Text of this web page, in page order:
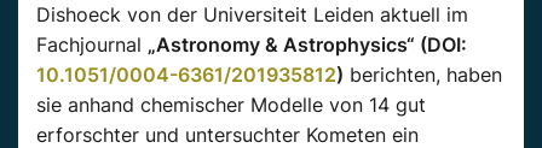
Dishoeck von der Universiteit Leiden aktuell im
Fachjournal „Astronomy & Astrophysics“ (DOI:
10.1051/0004-6361/201935812) berichten, haben
sie anhand chemischer Modelle von 14 gut
erforschter und untersuchter Kometen ein